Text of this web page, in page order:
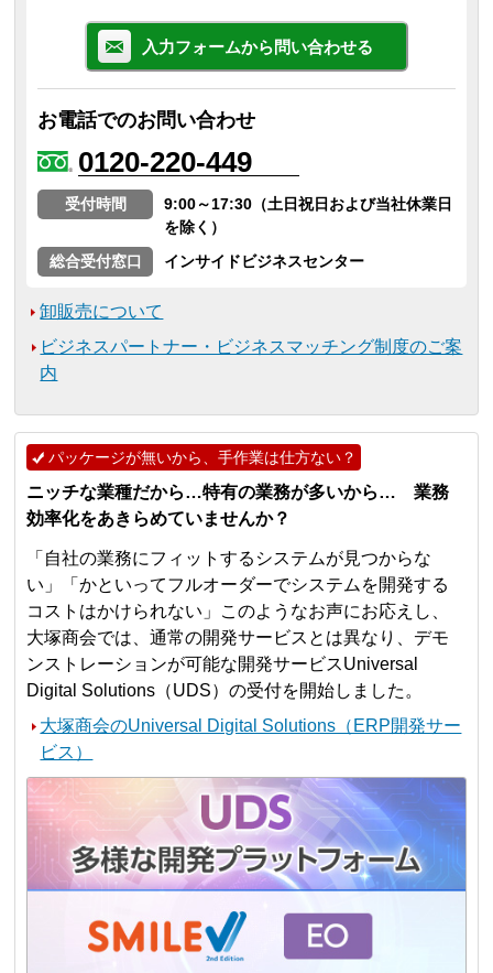
入力フォームから問い合わせる
お電話でのお問い合わせ
0120-220-449
受付時間
9:00～17:30（土日祝日および当社休業日
を除く）
総合受付窓口
インサイドビジネスセンター
卸販売について
ビジネスパートナー・ビジネスマッチング制度のご案
内
パッケージが無いから、手作業は仕方ない？
ニッチな業種だから…特有の業務が多いから… 業務
効率化をあきらめていませんか？
「自社の業務にフィットするシステムが見つからな
い」「かといってフルオーダーでシステムを開発する
コストはかけられない」このようなお声にお応えし、
大塚商会では、通常の開発サービスとは異なり、デモ
ンストレーションが可能な開発サービスUniversal
Digital Solutions（UDS）の受付を開始しました。
大塚商会のUniversal Digital Solutions（ERP開発サー
ビス）